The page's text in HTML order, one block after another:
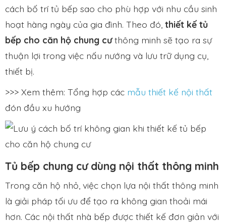
cách bố trí tủ bếp sao cho phù hợp với nhu cầu sinh
hoạt hàng ngày của gia đình. Theo đó, thiết kế tủ
bếp cho căn hộ chung cưthông minh sẽ tạo ra sự
thuận lợi trong việc nấu nướng và lưu trữ dụng cụ,
thiết bị.
>>> Xem thêm: Tổng hợp các mẫu thiết kế nội thất
đón đầu xu hướng
Tủ bếp chung cư dùng nội thất thông minh
Trong căn hộ nhỏ, việc chọn lựa nội thất thông minh
là giải pháp tối ưu để tạo ra không gian thoải mái
hơn. Các nội thất nhà bếp được thiết kế đơn giản với